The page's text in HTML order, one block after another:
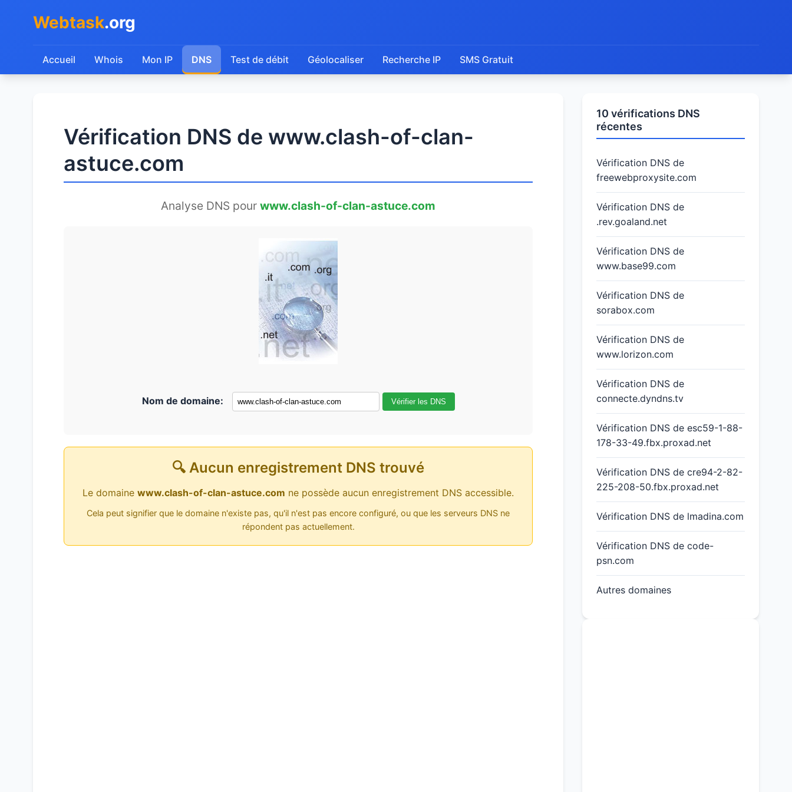
Webtask.org
Accueil Whois Mon IP DNS Test de débit Géolocaliser Recherche IP SMS Gratuit
Vérification DNS de www.clash-of-clan-
astuce.com
Analyse DNS pour www.clash-of-clan-astuce.com
Nom de domaine: Vérifier les DNS
🔍 Aucun enregistrement DNS trouvé
Le domaine www.clash-of-clan-astuce.com ne possède aucun enregistrement DNS accessible.
Cela peut signifier que le domaine n'existe pas, qu'il n'est pas encore configuré, ou que les serveurs DNS ne
répondent pas actuellement.
10 vérifications DNS
récentes
Vérification DNS de
freewebproxysite.com
Vérification DNS de
.rev.goaland.net
Vérification DNS de
www.base99.com
Vérification DNS de
sorabox.com
Vérification DNS de
www.lorizon.com
Vérification DNS de
connecte.dyndns.tv
Vérification DNS de esc59-1-88-
178-33-49.fbx.proxad.net
Vérification DNS de cre94-2-82-
225-208-50.fbx.proxad.net
Vérification DNS de lmadina.com
Vérification DNS de code-
psn.com
Autres domaines